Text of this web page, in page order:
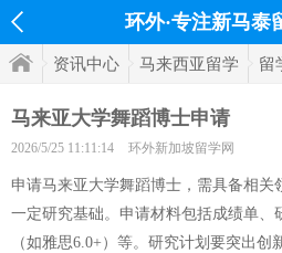
环外·专注新马泰
资讯中心 马来西亚留学 留
马来亚大学舞蹈博士申请
2026/5/25 11:11:14 环外新加坡留学网
申请马来亚大学舞蹈博士，需具备相关
一定研究基础。申请材料包括成绩单、
（如雅思6.0+）等。研究计划要突出